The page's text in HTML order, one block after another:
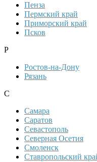
Пенза
Пермский край
Приморский край
Псков
Р
Ростов-на-Дону
Рязань
С
Самара
Саратов
Севастополь
Северная Осетия
Смоленск
Ставропольский